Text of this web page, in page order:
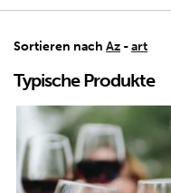
Sortieren nach Az -art
Typische Produkte